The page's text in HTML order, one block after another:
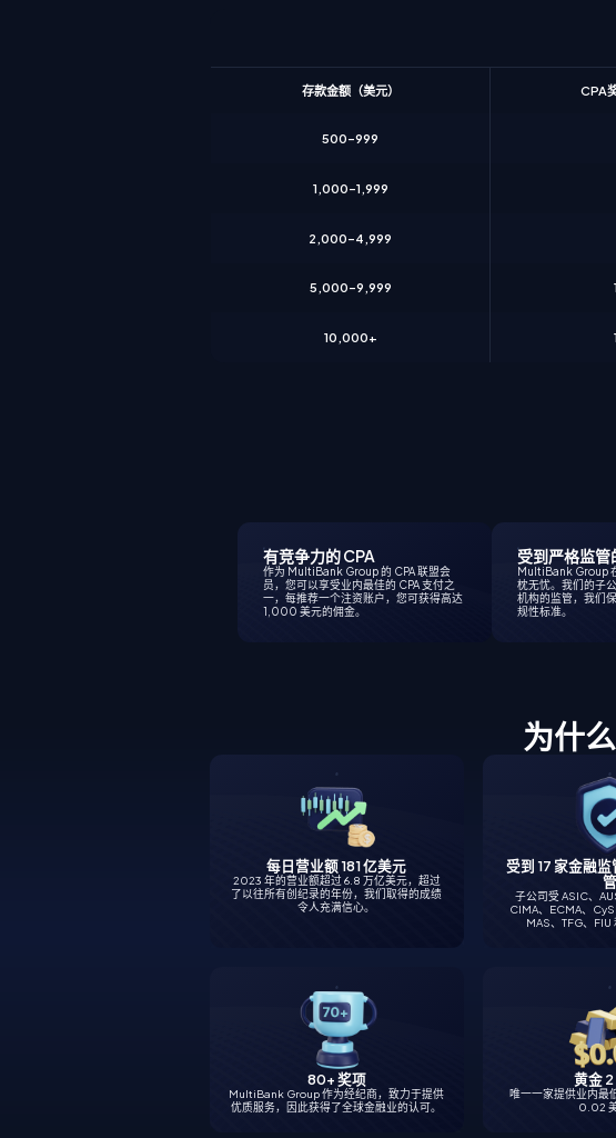
存款金额（美元）
500–999
1,000–1,999
2,000–4,999
5,000–9,999
10,000+
CPA
有竞争力的 CPA
作为 MultiBank Group 的 CPA 联盟会
员，您可以享受业内最佳的 CPA 支付之
一，每推荐一个注资账户，您可获得高达
1,000 美元的佣金。
受到严格监管
MultiBank Group
枕无忧。我们的子
机构的监管，我们
规性标准。
为什
每日营业额 181 亿美元
2023 年的营业额超过 6.8 万亿美元，超过
了以往所有创纪录的年份，我们取得的成绩
令人充满信心。
受到 17 家金融
管
子公司受 ASIC、
CIMA、ECMA、
MAS、TFG、FIU
80+ 奖项
MultiBank Group 作为经纪商，致力于提供
优质服务，因此获得了全球金融业的认可。
黄金
唯一一家提供业内最
0.02 美